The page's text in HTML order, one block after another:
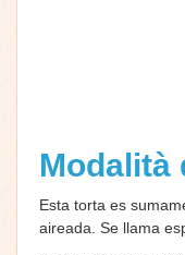
Modalità
Esta torta es
aireada. Se llama